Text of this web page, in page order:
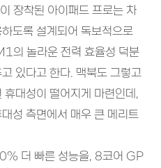
장착된 아이패드 프로는 차
도록 설계되어 독보적으로
의 놀라운 전력 효율성 덕분
있다고 한다. 맥북도 그렇고
대성이 떨어지게 마련인데,
성 측면에서 매우 큰 메리트
더 빠른 성능을, 8코어 GP